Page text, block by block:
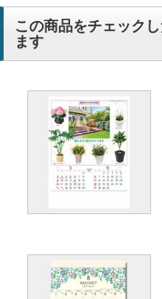
この商品をチェック
ます